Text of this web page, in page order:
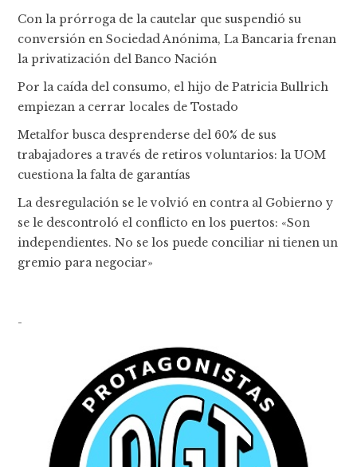
Con la prórroga de la cautelar que suspendió su
conversión en Sociedad Anónima, La Bancaria frenan
la privatización del Banco Nación
Por la caída del consumo, el hijo de Patricia Bullrich
empiezan a cerrar locales de Tostado
Metalfor busca desprenderse del 60% de sus
trabajadores a través de retiros voluntarios: la UOM
cuestiona la falta de garantías
La desregulación se le volvió en contra al Gobierno y
se le descontroló el conflicto en los puertos: «Son
independientes. No se los puede conciliar ni tienen un
gremio para negociar»
-